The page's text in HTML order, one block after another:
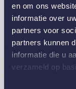
en om ons
informatie over
partners voor
partners kunnen
informatie die u
verzameld op